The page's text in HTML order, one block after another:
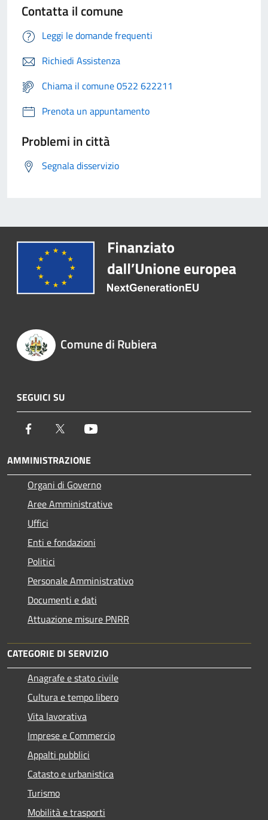
Contatta il comune
Leggi le domande frequenti
Richiedi Assistenza
Chiama il comune 0522 622211
Prenota un appuntamento
Problemi in città
Segnala disservizio
Comune di Rubiera
SEGUICI SU
Facebook Twitter
AMMINISTRAZIONE
Organi di Governo
Aree Amministrative
Uffici
Enti e fondazioni
Politici
Personale Amministrativo
Documenti e dati
Attuazione misure PNRR
CATEGORIE DI SERVIZIO
Anagrafe e stato civile
Cultura e tempo libero
Vita lavorativa
Imprese e Commercio
Appalti pubblici
Catasto e urbanistica
Turismo
Mobilità e trasporti